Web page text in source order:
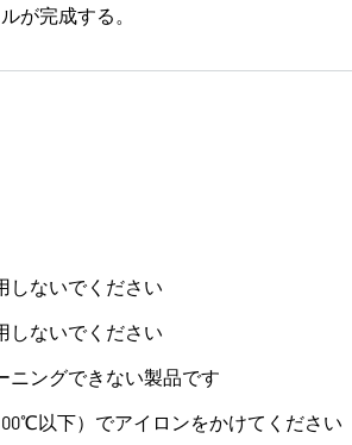
が完成する。
しないでください
しないでください
ニングできない製品です
以下）でアイロンをかけてください